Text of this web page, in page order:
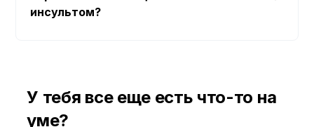
инсультом?
У тебя все еще есть что-то на
уме?